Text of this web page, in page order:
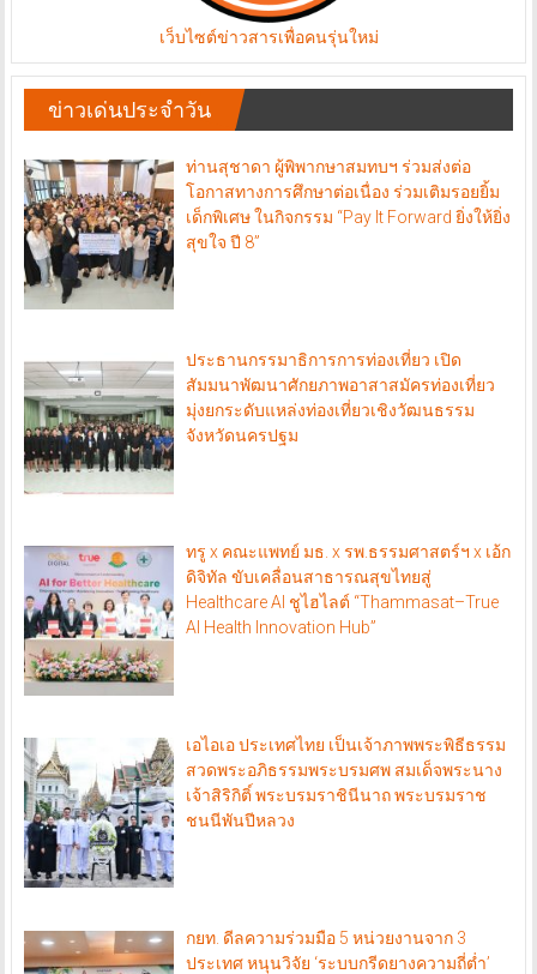
เว็บไซต์ข่าวสารเพื่อคนรุ่นใหม่
ข่าวเด่นประจำวัน
ท่านสุชาดา ผู้พิพากษาสมทบฯ ร่วมส่งต่อ
โอกาสทางการศึกษาต่อเนื่อง ร่วมเติมรอยยิ้ม
เด็กพิเศษ ในกิจกรรม “Pay It Forward ยิ่งให้ยิ่ง
สุขใจ ปี 8”
ประธานกรรมาธิการการท่องเที่ยว เปิด
สัมมนาพัฒนาศักยภาพอาสาสมัครท่องเที่ยว
มุ่งยกระดับแหล่งท่องเที่ยวเชิงวัฒนธรรม
จังหวัดนครปฐม
ทรู x คณะแพทย์ มธ. x รพ.ธรรมศาสตร์ฯ x เอ้ก
ดิจิทัล ขับเคลื่อนสาธารณสุขไทยสู่
Healthcare AI ชูไฮไลต์ “Thammasat–True
AI Health Innovation Hub”
เอไอเอ ประเทศไทย เป็นเจ้าภาพพระพิธีธรรม
สวดพระอภิธรรมพระบรมศพ สมเด็จพระนาง
เจ้าสิริกิติ์ พระบรมราชินีนาถ พระบรมราช
ชนนีพันปีหลวง
กยท. ดีลความร่วมมือ 5 หน่วยงานจาก 3
ประเทศ หนุนวิจัย ‘ระบบกรีดยางความถี่ต่ำ’